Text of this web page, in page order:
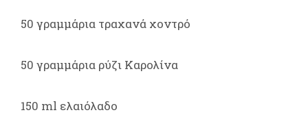
50 γραμμάρια τραχανά χοντρό
50 γραμμάρια ρύζι Καρολίνα
150 ml ελαιόλαδο